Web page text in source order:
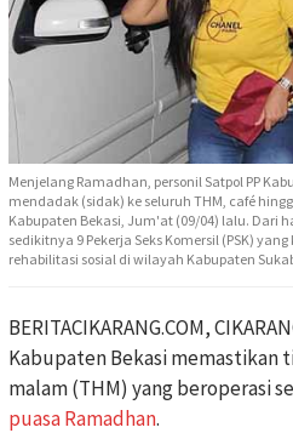
Menjelang Ramadhan, personil Satpol PP
mendadak (sidak) ke seluruh THM, café
Kabupaten Bekasi, Jum'at (09/04) lalu. Dari
sedikitnya 9 Pekerja Seks Komersil (PSK)
rehabilitasi sosial di wilayah Kabupaten
BERITACIKARANG.COM,
Kabupaten Bekasi memastikan
malam (THM) yang beroperasi
puasaRamadhan.